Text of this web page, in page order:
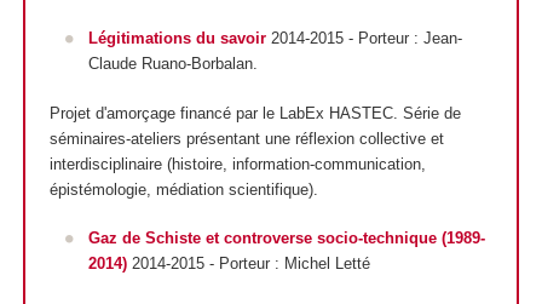
Légitimations du savoir 2014-2015 - Porteur : Jean-
Claude Ruano-Borbalan.
Projet d'amorçage financé par le LabEx HASTEC. Série de
séminaires-ateliers présentant une réflexion collective et
interdisciplinaire (histoire, information-communication,
épistémologie, médiation scientifique).
Gaz de Schiste et controverse socio-technique (1989-
2014) 2014-2015 - Porteur : Michel Letté